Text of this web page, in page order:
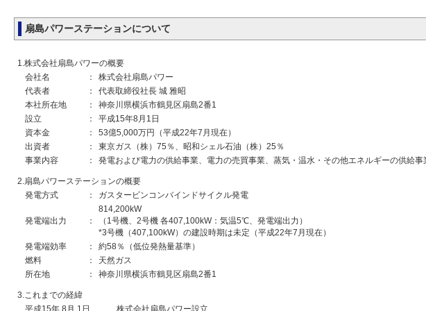
扇島パワーステーションについて
1.株式会社扇島パワーの概要
会社名
：
株式会社扇島パワー
代表者
：
代表取締役社長 城 雅昭
本社所在地
：
神奈川県横浜市鶴見区扇島2番1
設立
：
平成15年8月1日
資本金
：
53億5,000万円（平成22年7月現在）
出資者
：
東京ガス（株）75％、昭和シェル石油（株）25％
事業内容
： 発電および電力の供給事業、電力の売買事業、蒸気・温水・その他エネルギーの供給事
2.扇島パワーステーションの概要
発電方式
： ガスタービンコンバインドサイクル発電
発電端出力 ：
814,200kW
（1号機、2号機 各407,100kW：気温5℃、発電端出力）
*3号機（407,100kW）の建設時期は未定（平成22年7月現在）
発電端効率
：
約58％（低位発熱量基準）
燃料
：
天然ガス
所在地
： 神奈川県横浜市鶴見区扇島2番1
3.これまでの経緯
平成15年 8月 1日
株式会社扇島パワー設立